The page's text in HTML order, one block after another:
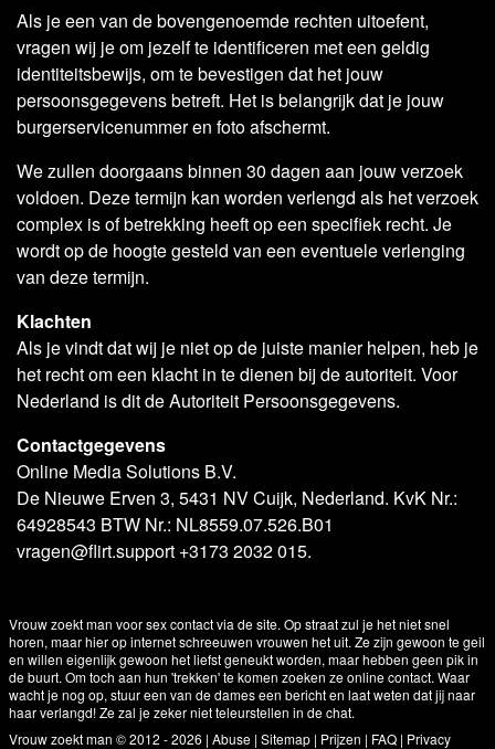
Als je een van de bovengenoemde rechten uitoefent,
vragen wij je om jezelf te identificeren met een geldig
identiteitsbewijs, om te bevestigen dat het jouw
persoonsgegevens betreft. Het is belangrijk dat je jouw
burgerservicenummer en foto afschermt.
We zullen doorgaans binnen 30 dagen aan jouw verzoek
voldoen. Deze termijn kan worden verlengd als het verzoek
complex is of betrekking heeft op een specifiek recht. Je
wordt op de hoogte gesteld van een eventuele verlenging
van deze termijn.
Klachten
Als je vindt dat wij je niet op de juiste manier helpen, heb je
het recht om een klacht in te dienen bij de autoriteit. Voor
Nederland is dit de Autoriteit Persoonsgegevens.
Contactgegevens
Online Media Solutions B.V.
De Nieuwe Erven 3, 5431 NV Cuijk, Nederland. KvK Nr.:
64928543 BTW Nr.: NL8559.07.526.B01
vragen@flirt.support +3173 2032 015.
Vrouw zoekt man voor sex contact via de site. Op straat zul je het niet snel
horen, maar hier op internet schreeuwen vrouwen het uit. Ze zijn gewoon te geil
en willen eigenlijk gewoon het liefst geneukt worden, maar hebben geen pik in
de buurt. Om toch aan hun 'trekken' te komen zoeken ze online contact. Waar
wacht je nog op, stuur een van de dames een bericht en laat weten dat jij naar
haar verlangd! Ze zal je zeker niet teleurstellen in de chat.
Vrouw zoekt man © 2012 - 2026 | Abuse| Sitemap| Prijzen | FAQ| Privacy